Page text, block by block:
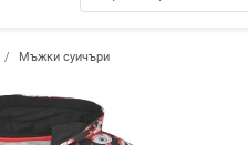
Мъжки суичъри